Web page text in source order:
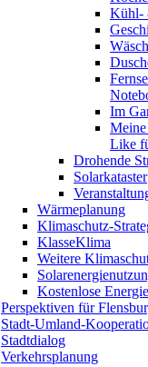
Kühl-
Im
Like
Drohende
Solarkataster
Wärmeplanung
Klimaschutz-
KlasseKlima
Weitere
Kostenlose
Perspektiven für
Stadt-Umland-
Stadtdialog
Verkehrsplanung